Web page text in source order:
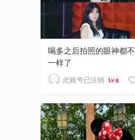
喝多之后拍照的眼神都不
一样了
此账号已注销 6